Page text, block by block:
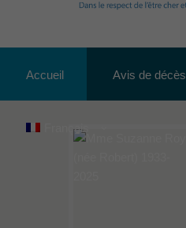
Accueil Avis de décès
Français